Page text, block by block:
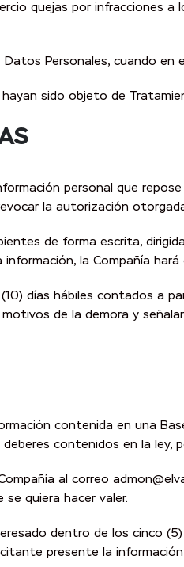
quejas por infracciones
Personales, cuando
sido objeto de
personal que
la autorización
de forma escrita,
la Compañía
días hábiles contados a
de la demora y
contenida en una
contenidos en la
al correo
quiera hacer valer.
dentro de los cinco
presente la